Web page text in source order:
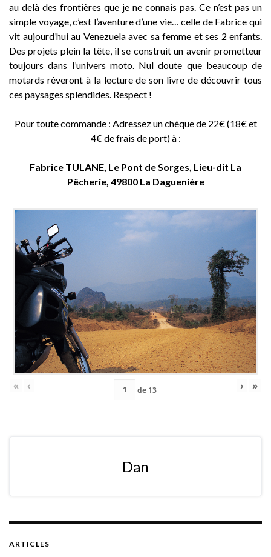
au delà des frontières que je ne connais pas. Ce n’est pas un
simple voyage, c’est l’aventure d’une vie… celle de Fabrice qui
vit aujourd’hui au Venezuela avec sa femme et ses 2 enfants.
Des projets plein la tête, il se construit un avenir prometteur
toujours dans l’univers moto. Nul doute que beaucoup de
motards rêveront à la lecture de son livre de découvrir tous
ces paysages splendides. Respect !
Pour toute commande : Adressez un chèque de 22€ (18€ et
4€ de frais de port) à :
Fabrice TULANE, Le Pont de Sorges, Lieu-dit La
Pêcherie, 49800 La Daguenière
« ‹ de 13 › »
Dan
ARTICLES